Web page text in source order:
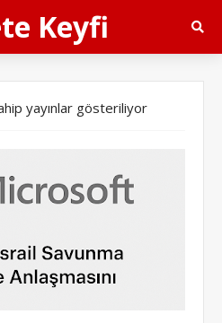
Keyfi
yayınlar gösteriliyor